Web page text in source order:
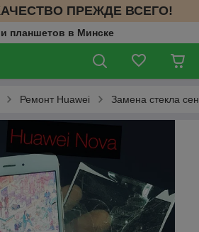
ПРЕЖДЕ ВСЕГО!
планшетов в Минске
Ремонт Huawei Замена стекла